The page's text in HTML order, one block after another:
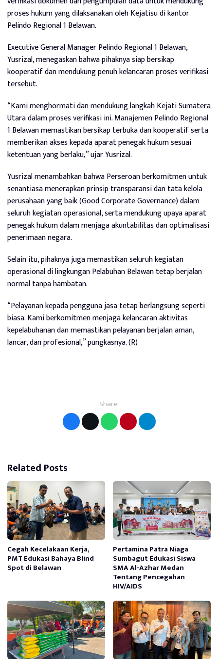
proses hukum yang dilaksanakan oleh Kejatisu di kantor
Pelindo Regional 1 Belawan.
Executive General Manager Pelindo Regional 1 Belawan,
Yusrizal, menegaskan bahwa pihaknya siap bersikap
kooperatif dan mendukung penuh kelancaran proses verifikasi
tersebut.
“Kami menghormati dan mendukung langkah Kejati Sumatera
Utara dalam proses verifikasi ini. Manajemen Pelindo Regional
1 Belawan memastikan bersikap terbuka dan kooperatif serta
memberikan akses kepada aparat penegak hukum sesuai
ketentuan yang berlaku,” ujar Yusrizal.
Yusrizal menambahkan bahwa Perseroan berkomitmen untuk
senantiasa menerapkan prinsip transparansi dan tata kelola
perusahaan yang baik (Good Corporate Governance) dalam
seluruh kegiatan operasional, serta mendukung upaya aparat
penegak hukum dalam menjaga akuntabilitas dan optimalisasi
penerimaan negara.
Selain itu, pihaknya juga memastikan seluruh kegiatan
operasional di lingkungan Pelabuhan Belawan tetap berjalan
normal tanpa hambatan.
“Pelayanan kepada pengguna jasa tetap berlangsung seperti
biasa. Kami berkomitmen menjaga kelancaran aktivitas
kepelabuhanan dan memastikan pelayanan berjalan aman,
lancar, dan profesional,” pungkasnya. (R)
Share:
Related Posts
Cegah Kecelakaan Kerja,
PMT Edukasi Bahaya Blind
Spot di Belawan
Pertamina Patra Niaga
Sumbagut Edukasi Siswa
SMA Al-Azhar Medan
Tentang Pencegahan
HIV/AIDS